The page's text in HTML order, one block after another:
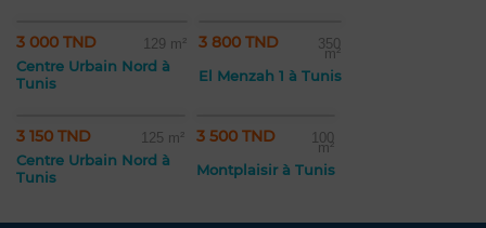
3 000 TND 129 m²
Centre Urbain Nord à
Tunis
3 800 TND 350
m²
El Menzah 1 à Tunis
3 150 TND 125 m²
Centre Urbain Nord à
Tunis
3 500 TND 100
m²
Montplaisir à Tunis